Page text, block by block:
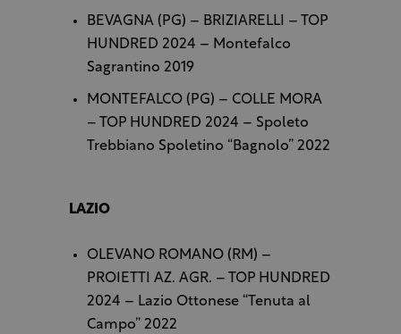
BEVAGNA (PG) – BRIZIARELLI – TOP
HUNDRED 2024 – Montefalco
Sagrantino 2019
MONTEFALCO (PG) – COLLE MORA
– TOP HUNDRED 2024 – Spoleto
Trebbiano Spoletino “Bagnolo” 2022
LAZIO
OLEVANO ROMANO (RM) –
PROIETTI AZ. AGR. – TOP HUNDRED
2024 – Lazio Ottonese “Tenuta al
Campo” 2022